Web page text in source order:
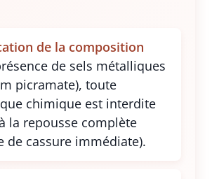
de la composition
de sels métalliques
picramate), toute
chimique est interdite
la repousse complète
de cassure immédiate).